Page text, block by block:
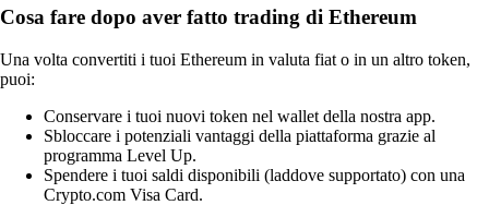
Cosa fare dopo aver fatto trading di Ethereum
Una volta convertiti i tuoi Ethereum in valuta fiat o in un altro token,
puoi:
Conservare i tuoi nuovi token nel wallet della nostra app.
Sbloccare i potenziali vantaggi della piattaforma grazie al
programma Level Up.
Spendere i tuoi saldi disponibili (laddove supportato) con una
Crypto.com Visa Card.